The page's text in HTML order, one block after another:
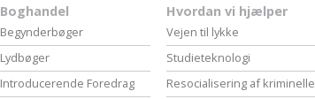
Boghandel
Begynderbøger
Lydbøger
Introducerende Foredrag
Hvordan vi hjælper
Vejen til lykke
Studieteknologi
Resocialisering af kriminelle